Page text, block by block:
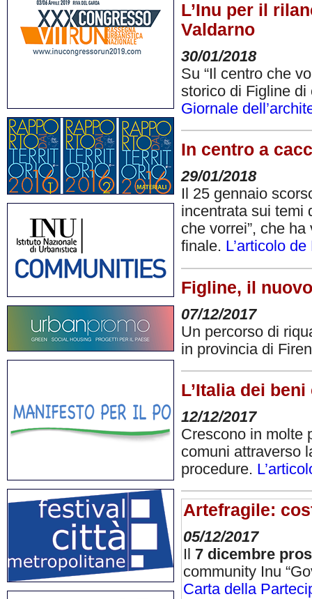
L’Inu per il
Valdarno
30/01/2018
Su “Il centro che
storico di Figline di
Giornale
In centro a
29/01/2018
Il 25 gennaio
incentrata sui temi
che vorrei”, che
finale. L’articolo
Figline, il
07/12/2017
Un percorso di
in provincia di
L’Italia dei
12/12/2017
Crescono in molte
comuni attraverso
procedure.
Artefragile:
05/12/2017
7 dicembre
community Inu
Carta della